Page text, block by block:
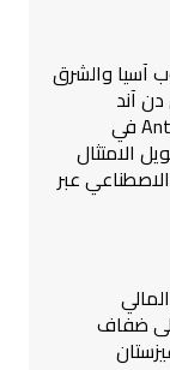
آسيا والشرق
آند
برادستريت مع Anthropic في
الامتثال
عبر
ضفاف